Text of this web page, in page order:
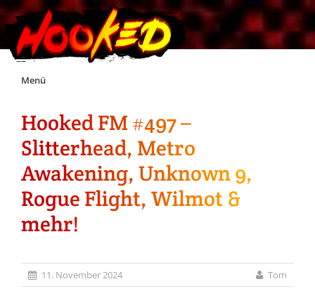
Skip
Menü
Unterstützt Hooked!
Exklusiv für Supporter*innen
Impressum
Discord
Hooked FM #497 –
Slitterhead, Metro
Awakening, Unknown 9,
Rogue Flight, Wilmot &
mehr!
11. November 2024 Tom